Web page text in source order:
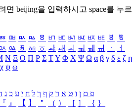
면 beijing을 입력하시고 space를 누르
ㅭ ㅮ ㅯ ㅰ ㅱ ㅲ ㅳ ㅴ ㅵ ㅶ ㅷ ㅸ
ㅹ
ㆃ ㆄ ㆅ ㆆ ㆇ ㆈ ㆉ ㆊ ㆋ ㆌ ㆍ
ㆎ
Ν Ξ Ο Π Ρ Σ ΤΥ Φ Χ Ψ Ω α β γ δ ε ζ η
χ ψ ω
פ ם ן ו ט א ר ק ף ך ל ח י ע כ ג
『 』 【 】 ＂ （ ） ［ ］ ｛ ｝